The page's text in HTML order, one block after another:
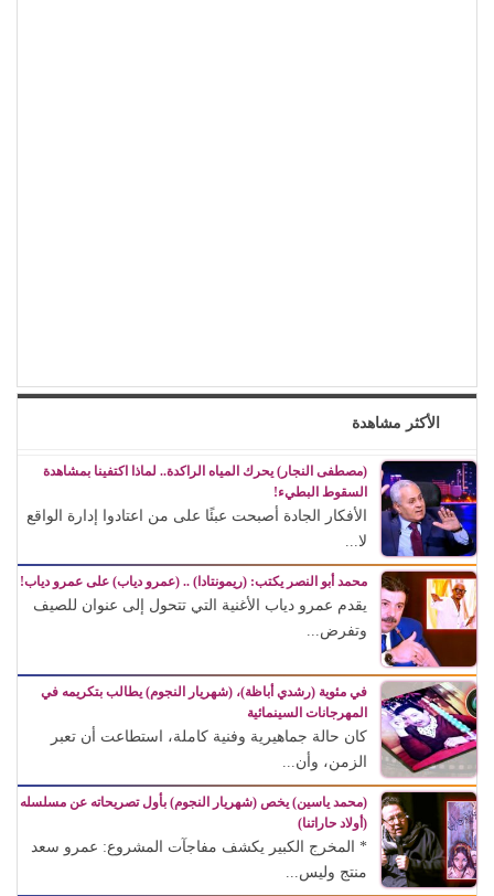
الأكثر مشاهدة
(مصطفى النجار) يحرك المياه الراكدة.. لماذا اكتفينا بمشاهدة
السقوط البطيء!
الأفكار الجادة أصبحت عبئًا على من اعتادوا إدارة الواقع
لا...
محمد أبو النصر يكتب: (ريمونتادا) .. (عمرو دياب) على عمرو دياب!
يقدم عمرو دياب الأغنية التي تتحول إلى عنوان للصيف
وتفرض...
في مئوية (رشدي أباظة)، (شهريار النجوم) يطالب بتكريمه في
المهرجانات السينمائية
كان حالة جماهيرية وفنية كاملة، استطاعت أن تعبر
الزمن، وأن...
(محمد ياسين) يخص (شهريار النجوم) بأول تصريحاته عن مسلسله
(أولاد حاراتنا)
* المخرج الكبير يكشف مفاجآت المشروع: عمرو سعد
منتج وليس...